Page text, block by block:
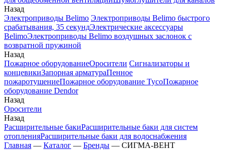
Назад
Электроприводы Belimo Электроприводы Belimo быстрого
срабатывания, 35 секундЭлектрические аксессуары
BelimoЭлектроприводы Belimo воздушных заслонок c
возвратной пружиной
Назад
Пожарное оборудованиеОросители Сигнализаторы и
концевикиЗапорная арматураПенное
пожаротушениеПожарное оборудование TycoПожарное
оборудование Dendor
Назад
Оросители
Назад
Расширительные бакиРасширительные баки для систем
отопленияРасширительные баки для водоснабжения
Главная — Каталог — Бренды — СИГМА-ВЕНТ